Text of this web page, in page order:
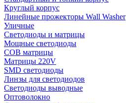
Круглый корпус
Линейные прожекторы Wall Washer
Уличные
Светодиоды и матрицы
Мощные светодиоды
COB матрицы
Матрицы 220V
SMD светодиоды
Линзы для светодиодов
Светодиоды выводные
Оптоволокно